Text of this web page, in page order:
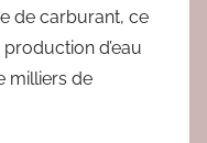
de carburant, ce
d’eau
milliers de